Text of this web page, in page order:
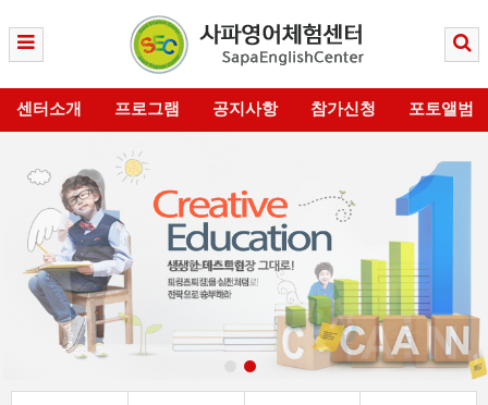
센터소개 프로그램 공지사항 참가신청 포토앨범